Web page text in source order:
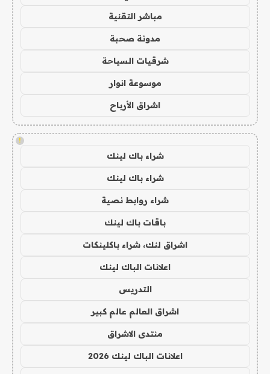
مباشر التقنية
مدونة صحبة
شرقيات السياحة
موسوعة انوار
اشراق الأرباح
!
شراء باك لينك
شراء باك لينك
شراء روابط نصية
باقات باك لينك
اشراق لنك، شراء باكلينكات
اعلانات الباك لينك
التدريس
اشراق العالم عالم كبير
منتدى الاشراق
اعلانات الباك لينك 2026